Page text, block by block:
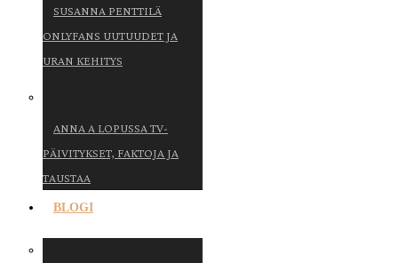
SUSANNA PENTTILÄ
ONLYFANS UUTUUDET JA
URAN KEHITYS
ANNA A LOPUSSA TV-
PÄIVITYKSET, FAKTOJA JA
TAUSTAA
BLOGI